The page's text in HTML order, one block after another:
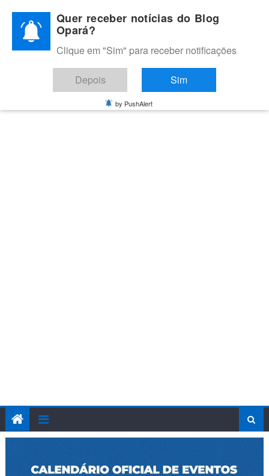
content
BLOG OPARÁ
Melhores notícias de Juazeiro, Petrolina e do Vale do São
Francisco
Quer receber notícias do Blog
Opará?
Clique em "Sim" para receber notificações
Depois Sim
by PushAlert